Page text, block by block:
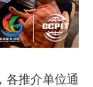
各推介单位通